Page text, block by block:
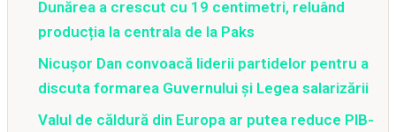
Dunărea a crescut cu 19 centimetri, reluând
producția la centrala de la Paks
Nicușor Dan convoacă liderii partidelor pentru a
discuta formarea Guvernului și Legea salarizării
Valul de căldură din Europa ar putea reduce PIB-